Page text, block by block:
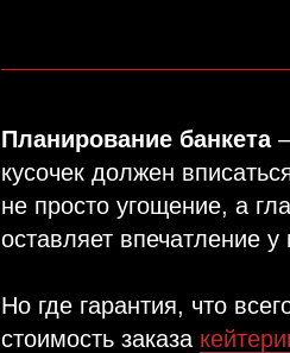
Планирование банкета—
кусочек должен
не просто угощение, а
оставляет впечатление у
Но где гарантия, что
стоимость заказа